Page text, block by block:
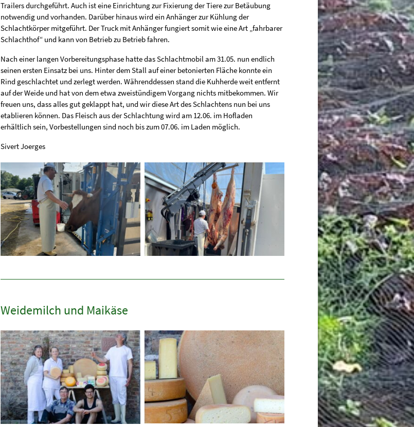
Trailers durchgeführt. Auch ist eine Einrichtung zur Fixierung der Tiere zur Betäubung
notwendig und vorhanden. Darüber hinaus wird ein Anhänger zur Kühlung der
Schlachtkörper mitgeführt. Der Truck mit Anhänger fungiert somit wie eine Art „fahrbarer
Schlachthof“ und kann von Betrieb zu Betrieb fahren.
Nach einer langen Vorbereitungsphase hatte das Schlachtmobil am 31.05. nun endlich
seinen ersten Einsatz bei uns. Hinter dem Stall auf einer betonierten Fläche konnte ein
Rind geschlachtet und zerlegt werden. Währenddessen stand die Kuhherde weit entfernt
auf der Weide und hat von dem etwa zweistündigem Vorgang nichts mitbekommen. Wir
freuen uns, dass alles gut geklappt hat, und wir diese Art des Schlachtens nun bei uns
etablieren können. Das Fleisch aus der Schlachtung wird am 12.06. im Hofladen
erhältlich sein, Vorbestellungen sind noch bis zum 07.06. im Laden möglich.
Sivert Joerges
Weidemilch und Maikäse